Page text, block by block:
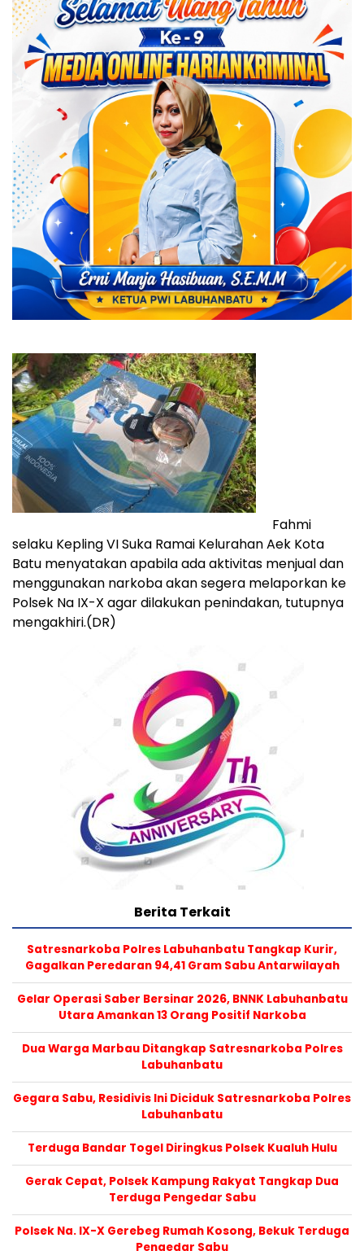
Fahmi
selaku Kepling VI Suka Ramai Kelurahan Aek Kota
Batu menyatakan apabila ada aktivitas menjual dan
menggunakan narkoba akan segera melaporkan ke
Polsek Na IX-X agar dilakukan penindakan, tutupnya
mengakhiri.(DR)
Berita Terkait
Satresnarkoba Polres Labuhanbatu Tangkap Kurir,
Gagalkan Peredaran 94,41 Gram Sabu Antarwilayah
Gelar Operasi Saber Bersinar 2026, BNNK Labuhanbatu
Utara Amankan 13 Orang Positif Narkoba
Dua Warga Marbau Ditangkap Satresnarkoba Polres
Labuhanbatu
Gegara Sabu, Residivis Ini Diciduk Satresnarkoba Polres
Labuhanbatu
Terduga Bandar Togel Diringkus Polsek Kualuh Hulu
Gerak Cepat, Polsek Kampung Rakyat Tangkap Dua
Terduga Pengedar Sabu
Polsek Na. IX-X Gerebeg Rumah Kosong, Bekuk Terduga
Pengedar Sabu